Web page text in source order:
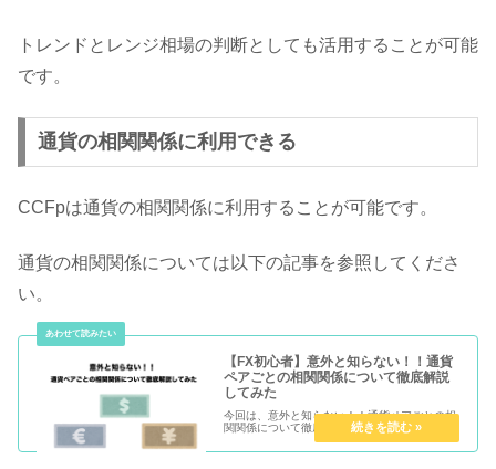
トレンドとレンジ相場の判断としても活用することが可能
です。
通貨の相関関係に利用できる
CCFpは通貨の相関関係に利用することが可能です。
通貨の相関関係については以下の記事を参照してくださ
い。
【FX初心者】意外と知らない！！通貨
ペアごとの相関関係について徹底解説
してみた
今回は、意外と知らない！！通貨ペアごとの相
関関係について徹底解説してみました。